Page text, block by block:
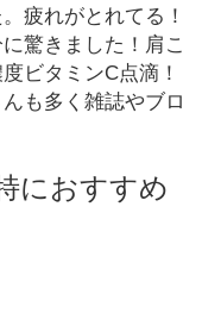
疲れがとれてる！
驚きました！肩こ
ビタミンC点滴！
も多く雑誌やブロ
におすすめ